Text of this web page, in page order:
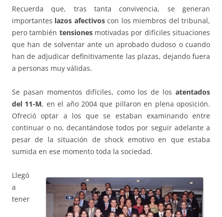
Recuerda que, tras tanta convivencia, se generan
importantes lazos afectivoscon los miembros del tribunal,
pero también tensionesmotivadas por difíciles situaciones
que han de solventar ante un aprobado dudoso o cuando
han de adjudicar definitivamente las plazas, dejando fuera
a personas muy válidas.
Se pasan momentos difíciles, como los de los atentados
del 11-M, en el año 2004 que pillaron en plena oposición.
Ofreció optar a los que se estaban examinando entre
continuar o no, decantándose todos por seguir adelante a
pesar de la situación de shock emotivo en que estaba
sumida en ese momento toda la sociedad.
Llegó
a
tener